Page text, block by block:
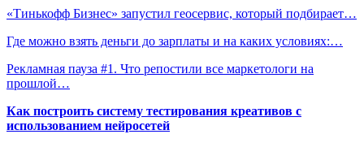
«Тинькофф Бизнес» запустил геосервис, который подбирает…
Где можно взять деньги до зарплаты и на каких условиях:…
Рекламная пауза #1. Что репостили все маркетологи на
прошлой…
Как построить систему тестирования креативов с
использованием нейросетей